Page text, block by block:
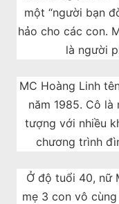
một “người bạn
hảo cho các con.
là người
MC Hoàng Linh
năm 1985. Cô
tượng với nhiều
chương trình
Ở độ tuổi 40, nữ
mẹ 3 con vô